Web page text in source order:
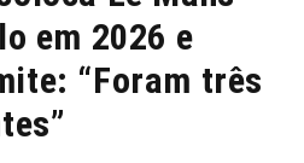
em 2026 e
“Foram três